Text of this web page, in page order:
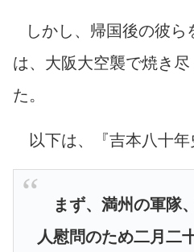
しかし、帰国後の彼
は、大阪大空襲で焼き
た。
以下は、『吉本八十年
まず、満州の軍隊
人慰問のため二月二